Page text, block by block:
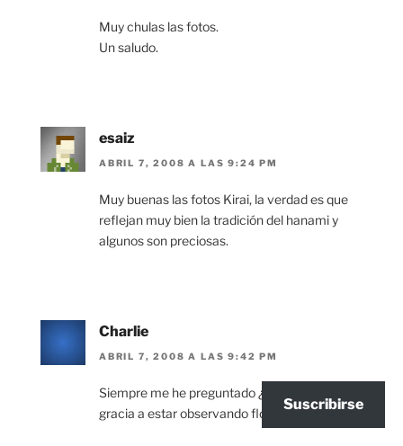
Muy chulas las fotos.
Un saludo.
esaiz
ABRIL 7, 2008 A LAS 9:24 PM
Muy buenas las fotos Kirai, la verdad es que
reflejan muy bien la tradición del hanami y
algunos son preciosas.
Charlie
ABRIL 7, 2008 A LAS 9:42 PM
Siempre me he preguntado ¿que le ven de
gracia a estar observando flores todo el día?
Suscribirse